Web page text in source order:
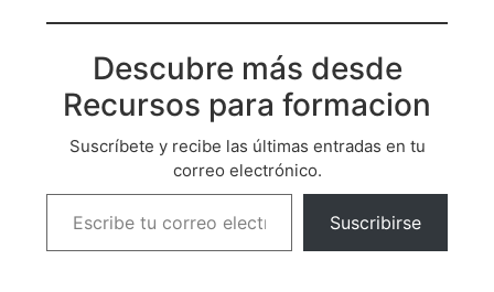
Recursos para formacion
Suscríbete y recibe las últimas entradas en tu
correo electrónico.